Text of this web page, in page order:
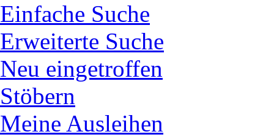
Einfache Suche
Erweiterte Suche
Neu eingetroffen
Stöbern
Meine Ausleihen